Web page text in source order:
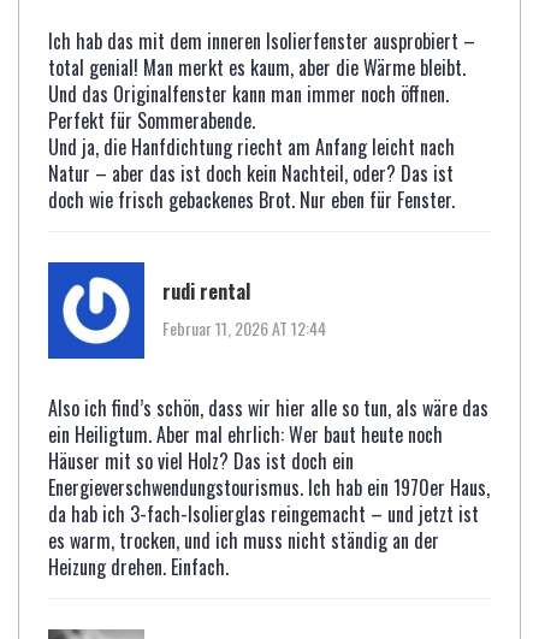
Ich hab das mit dem inneren Isolierfenster ausprobiert –
total genial! Man merkt es kaum, aber die Wärme bleibt.
Und das Originalfenster kann man immer noch öffnen.
Perfekt für Sommerabende.
Und ja, die Hanfdichtung riecht am Anfang leicht nach
Natur – aber das ist doch kein Nachteil, oder? Das ist
doch wie frisch gebackenes Brot. Nur eben für Fenster.
rudi rental
Februar 11, 2026 AT 12:44
Also ich find’s schön, dass wir hier alle so tun, als wäre das
ein Heiligtum. Aber mal ehrlich: Wer baut heute noch
Häuser mit so viel Holz? Das ist doch ein
Energieverschwendungstourismus. Ich hab ein 1970er Haus,
da hab ich 3-fach-Isolierglas reingemacht – und jetzt ist
es warm, trocken, und ich muss nicht ständig an der
Heizung drehen. Einfach.